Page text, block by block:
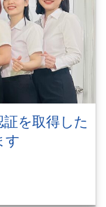
証を取得した
す